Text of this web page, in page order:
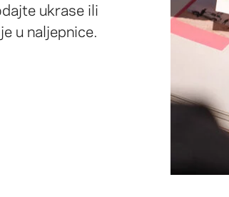
ukrase ili
u naljepnice.